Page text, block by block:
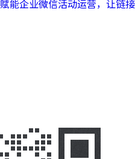
赋能企业微信活动运营，让链接